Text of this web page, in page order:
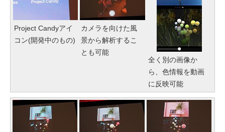
Project Candyアイ
コン(開発中のもの)
カメラを向けた風
景から解析するこ
とも可能
全く別の画像か
ら、色情報を動画
に反映可能